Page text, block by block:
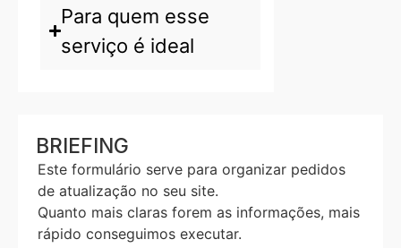
Para quem esse
serviço é ideal
BRIEFING
Este formulário serve para organizar pedidos
de atualização no seu site.
Quanto mais claras forem as informações, mais
rápido conseguimos executar.